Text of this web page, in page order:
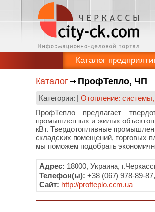
Каталог
Каталог ПрофТепло, ЧП
Категории: | Отопление:
ПрофТепло предлагает
промышленных и жилых объектов.
кВт. Твердотопливные
складских помещений, торговых
мы поможем подобрать
Адрес: 18000, Украина,
Телефон(ы): +38 (067) 978-89-
Сайт: http://profteplo.com.ua